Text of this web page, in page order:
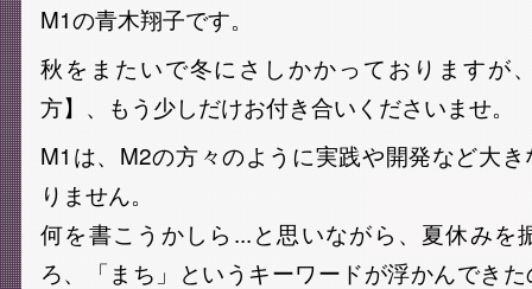
M1の青木翔子です。
秋をまたいで冬にさしかかっておりますが
方】、もう少しだけお付き合いくださいませ。
M1は、M2の方々のように実践や開発など大
りません。
何を書こうかしら...と思いながら、夏休みを
ろ、「まち」というキーワードが浮かんでき